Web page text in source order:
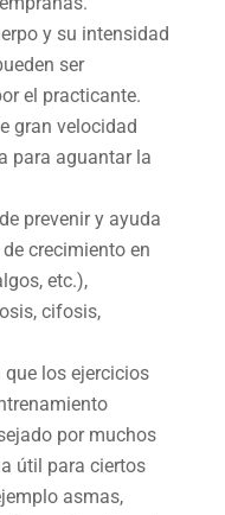
y su intensidad
ser
el practicante.
gran velocidad
para aguantar la
prevenir y ayuda
crecimiento en
etc.),
cifosis,
los ejercicios
por muchos
útil para ciertos
asmas,